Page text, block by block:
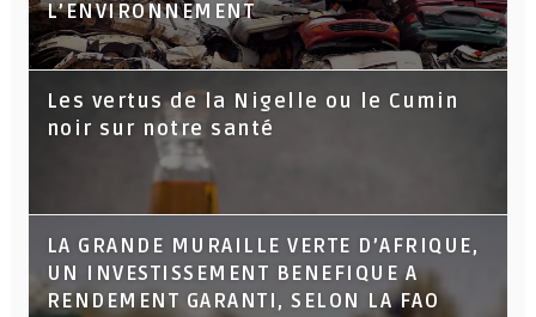
L’ENVIRONNEMENT
Les vertus de la Nigelle ou le Cumin
noir sur notre santé
LA GRANDE MURAILLE VERTE D’AFRIQUE,
UN INVESTISSEMENT BENEFIQUE A
RENDEMENT GARANTI, SELON LA FAO